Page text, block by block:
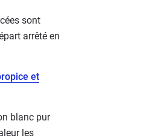
sont
arrêté en
et
blanc pur
les